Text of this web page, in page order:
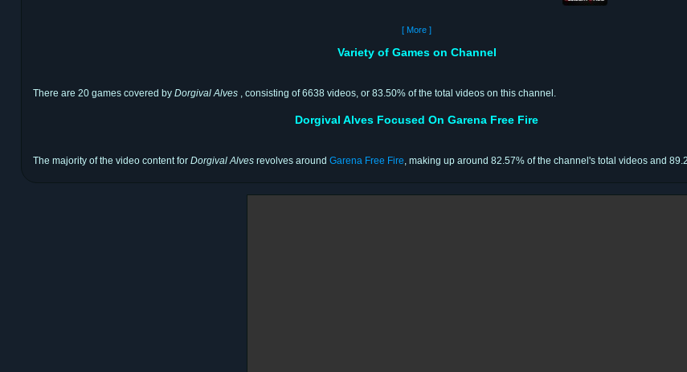
[ More ]
Variety of Games on Channel
There are 20 games covered by Dorgival Alves , consisting of 6638 videos, or 83.50% of the total videos on this channel.
Dorgival Alves Focused On Garena Free Fire
The majority of the video content for Dorgival Alves revolves around Garena Free Fire, making up around 82.57% of the channel's total videos and